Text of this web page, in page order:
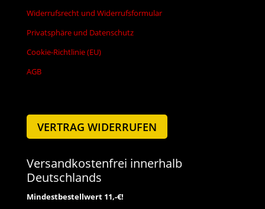
Widerrufsrecht und Widerrufsformular
Privatsphäre und Datenschutz
Cookie-Richtlinie (EU)
AGB
VERTRAG WIDERRUFEN
Versandkostenfrei innerhalb
Deutschlands
Mindestbestellwert 11,-€!